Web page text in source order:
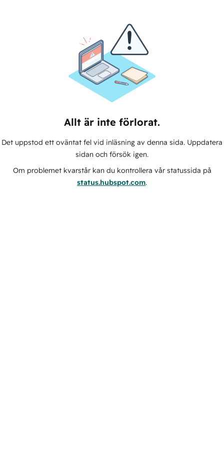
Allt är inte förlorat.
Det uppstod ett oväntat fel vid inläsning av denna sida. Uppdatera
sidan och försök igen.
Om problemet kvarstår kan du kontrollera vår statussida på
status.hubspot.com.